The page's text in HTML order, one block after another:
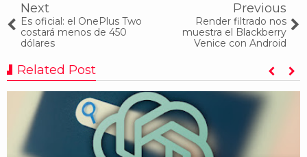
Next
Es oficial: el OnePlus Two
costará menos de 450
dólares
Previous
Render filtrado nos
muestra el Blackberry
Venice con Android
Related Post